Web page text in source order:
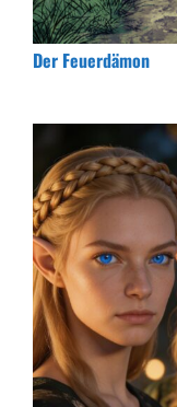
Der Feuerdämon